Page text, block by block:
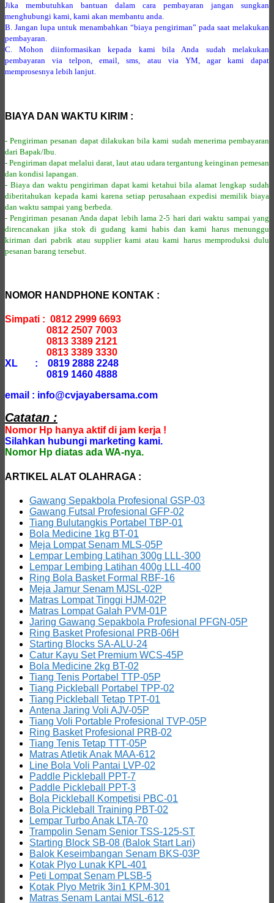
Jika membutuhkan bantuan dalam cara pembayaran jangan sungkan
menghubungi kami, kami akan membantu anda.
B. Jangan lupa untuk menambahkan “biaya pengiriman” pada saat melakukan
pembayaran.
C. Mohon diinformasikan kepada kami bila Anda sudah melakukan
pembayaran via telpon, email, sms, atau via YM, agar kami dapat
memprosesnya lebih lanjut.
BIAYA DAN WAKTU KIRIM :
- Pengiriman pesanan dapat dilakukan bila kami sudah menerima pembayaran
dari Bapak/Ibu.
- Pengiriman dapat melalui darat, laut atau udara tergantung keinginan pemesan
dan kondisi lapangan.
- Biaya dan waktu pengiriman dapat kami ketahui bila alamat lengkap sudah
diberitahukan kepada kami karena setiap perusahaan expedisi memilik biaya
dan waktu sampai yang berbeda.
- Pengiriman pesanan Anda dapat lebih lama 2-5 hari dari waktu sampai yang
direncanakan jika stok di gudang kami habis dan kami harus menunggu
kiriman dari pabrik atau supplier kami atau kami harus memproduksi dulu
pesanan barang tersebut.
NOMOR HANDPHONE KONTAK :
Simpati : 0812 2999 6693
0812 2507 7003
0813 3389 2121
0813 3389 3330
XL : 0819 2888 2248
0819 1460 4888
email : info@cvjayabersama.com
Catatan :
Nomor Hp hanya aktif di jam kerja !
Silahkan hubungi marketing kami.
Nomor Hp diatas ada WA-nya.
ARTIKEL ALAT OLAHRAGA :
Gawang Sepakbola Profesional GSP-03
Gawang Futsal Profesional GFP-02
Tiang Bulutangkis Portabel TBP-01
Bola Medicine 1kg BT-01
Meja Lompat Senam MLS-05P
Lempar Lembing Latihan 300g LLL-300
Lempar Lembing Latihan 400g LLL-400
Ring Bola Basket Formal RBF-16
Meja Jamur Senam MJSL-02P
Matras Lompat Tinggi HJM-02P
Matras Lompat Galah PVM-01P
Jaring Gawang Sepakbola Profesional PFGN-05P
Ring Basket Profesional PRB-06H
Starting Blocks SA-ALU-24
Catur Kayu Set Premium WCS-45P
Bola Medicine 2kg BT-02
Tiang Tenis Portabel TTP-05P
Tiang Pickleball Portabel TPP-02
Tiang Pickleball Tetap TPT-01
Antena Jaring Voli AJV-05P
Tiang Voli Portable Profesional TVP-05P
Ring Basket Profesional PRB-02
Tiang Tenis Tetap TTT-05P
Matras Atletik Anak MAA-612
Line Bola Voli Pantai LVP-02
Paddle Pickleball PPT-7
Paddle Pickleball PPT-3
Bola Pickleball Kompetisi PBC-01
Bola Pickleball Training PBT-02
Lempar Turbo Anak LTA-70
Trampolin Senam Senior TSS-125-ST
Starting Block SB-08 (Balok Start Lari)
Balok Keseimbangan Senam BKS-03P
Kotak Plyo Lunak KPL-401
Peti Lompat Senam PLSB-5
Kotak Plyo Metrik 3in1 KPM-301
Matras Senam Lantai MSL-612